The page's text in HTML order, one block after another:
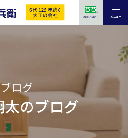
お問い合わせ メニュー
ログ
太のブログ